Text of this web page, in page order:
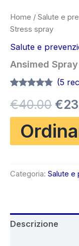
Home / Salute e
Stress spray
Salute e
Ansimed
4.60 su 5
su base
di
recensioni
(5
€40.00 Il
€
Categoria: Salute e
Descrizione